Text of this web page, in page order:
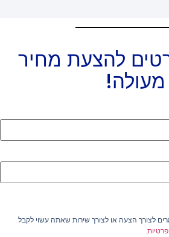
להצעת מחיר
מעולה!
לצורך הצעה או לצורך שירות שאתה עשוי לקבל
.